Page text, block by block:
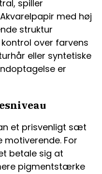
spiller
med høj
struktur
over farvens
eller syntetiske
er
et prisvenligt sæt
For
betale sig at
pigmentstærke